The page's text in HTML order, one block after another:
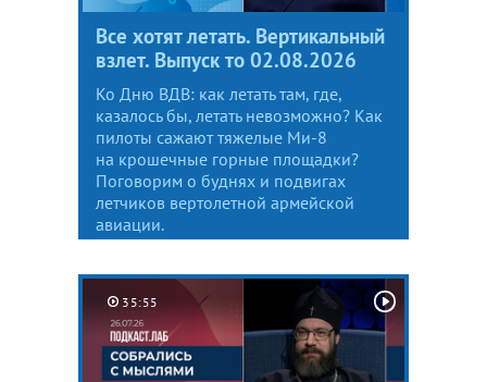
Все хотят летать. Вертикальный
взлет. Выпуск то 02.08.2026
Ко Дню ВДВ: как летать там, где,
казалось бы, летать невозможно? Как
пилоты сажают тяжелые Ми-8
на крошечные горные площадки?
Поговорим о буднях и подвигах
летчиков вертолетной армейской
авиации.
35:55